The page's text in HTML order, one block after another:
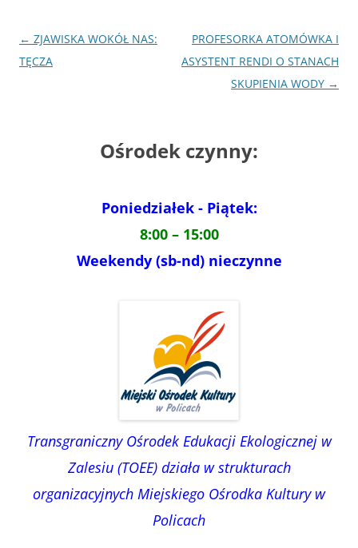
Nawigacja
wpisu
← ZJAWISKA WOKÓŁ NAS:
TĘCZA
PROFESORKA ATOMÓWKA I
ASYSTENT RENDI O STANACH
SKUPIENIA WODY →
Ośrodek czynny:
Poniedziałek - Piątek:
8:00 – 15:00
Weekendy (sb-nd) nieczynne
Transgraniczny Ośrodek Edukacji Ekologicznej w
Zalesiu (TOEE) działa w strukturach
organizacyjnych Miejskiego Ośrodka Kultury w
Policach